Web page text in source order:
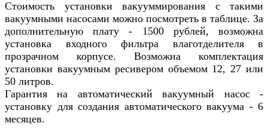
Стоимость установки вакууммирования с такими
вакуумными насосами можно посмотреть в таблице. За
дополнительную плату - 1500 рублей, возможна
установка входного фильтра влаготделителя в
прозрачном корпусе. Возможна комплектация
установки вакуумным ресивером объемом 12, 27 или
50 литров.
Гарантия на автоматический вакуумный насос -
установку для создания автоматического вакуума - 6
месяцев.